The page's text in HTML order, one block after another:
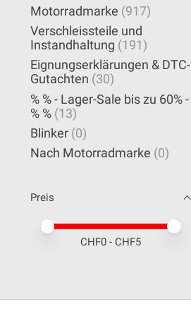
Motorradmarke (917)
Verschleissteile und
Instandhaltung (191)
Eignungserklärungen & DTC-
Gutachten (30)
% % - Lager-Sale bis zu 60% -
% % (13)
Blinker (0)
Nach Motorradmarke (0)
Preis
Preis – Mindestwert
Price maximum value
CHF0 - CHF5